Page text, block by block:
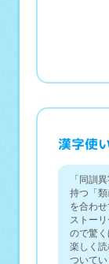
漢字使
「同訓
持つ「類
を合わせ
ストー
ので驚く
楽しく
ついてい